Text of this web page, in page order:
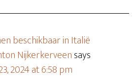
beschikbaar in Italië
Nijkerkerveensays
2024 at 6:58 pm